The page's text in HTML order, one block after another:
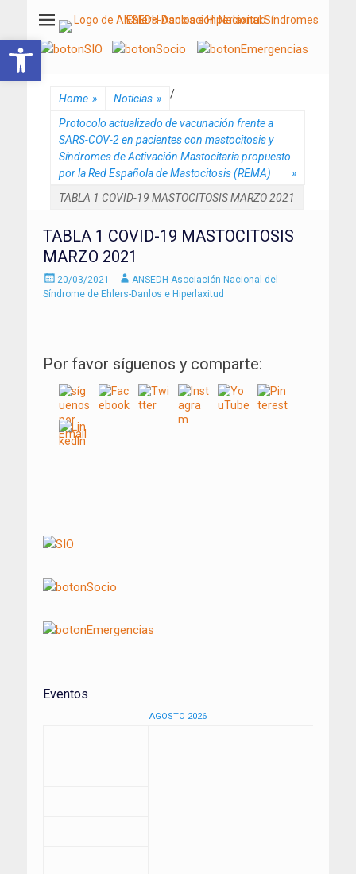
ANSEDH
Asociación Nacional del Síndrome de Ehlers-Danlos e Hiperlaxitud
Home » Noticias » /
Protocolo actualizado de vacunación frente a
SARS-COV-2 en pacientes con mastocitosis y
Síndromes de Activación Mastocitaria propuesto
por la Red Española de Mastocitosis (REMA)
»
TABLA 1 COVID-19 MASTOCITOSIS MARZO 2021
TABLA 1 COVID-19 MASTOCITOSIS
MARZO 2021
Enviado
el
20/03/2021 AutorANSEDH Asociación Nacional del
Síndrome de Ehlers-Danlos e Hiperlaxitud
Por favor síguenos y comparte:
entradas
Eventos
AGOSTO 2026
Abrir barra de herramientas